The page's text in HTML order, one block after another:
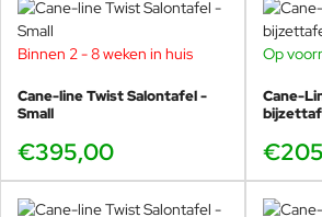
Binnen 2 - 8 weken in huis
Cane-line Twist Salontafel -
Small
€395,00
Op
Cane-